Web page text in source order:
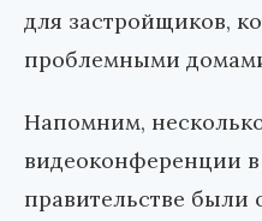
для застройщиков,
проблемными
Напомним,
видеоконференции
правительстве были